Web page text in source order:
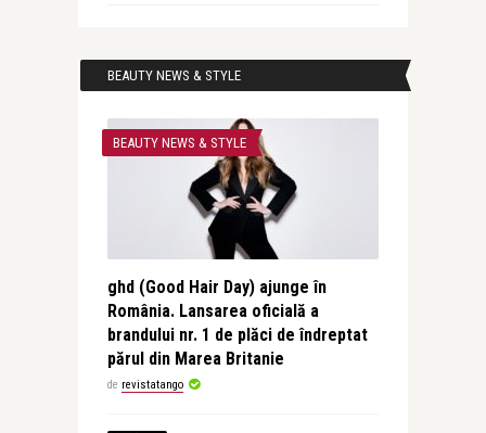
BEAUTY NEWS & STYLE
BEAUTY NEWS & STYLE
ghd (Good Hair Day) ajunge în
România. Lansarea oficială a
brandului nr. 1 de plăci de îndreptat
părul din Marea Britanie
de revistatango